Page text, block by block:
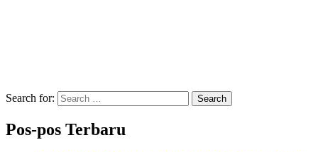
Search for: Search
Pos-pos Terbaru